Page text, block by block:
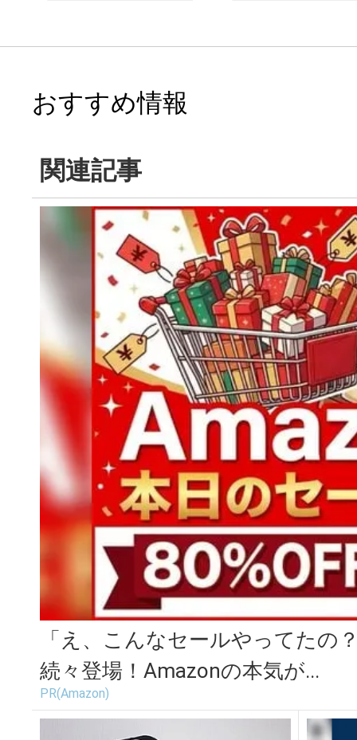
おすすめ情報
関連記事
「え、こんなセールやってたの
続々登場！Amazonの本気が...
PR(Amazon)